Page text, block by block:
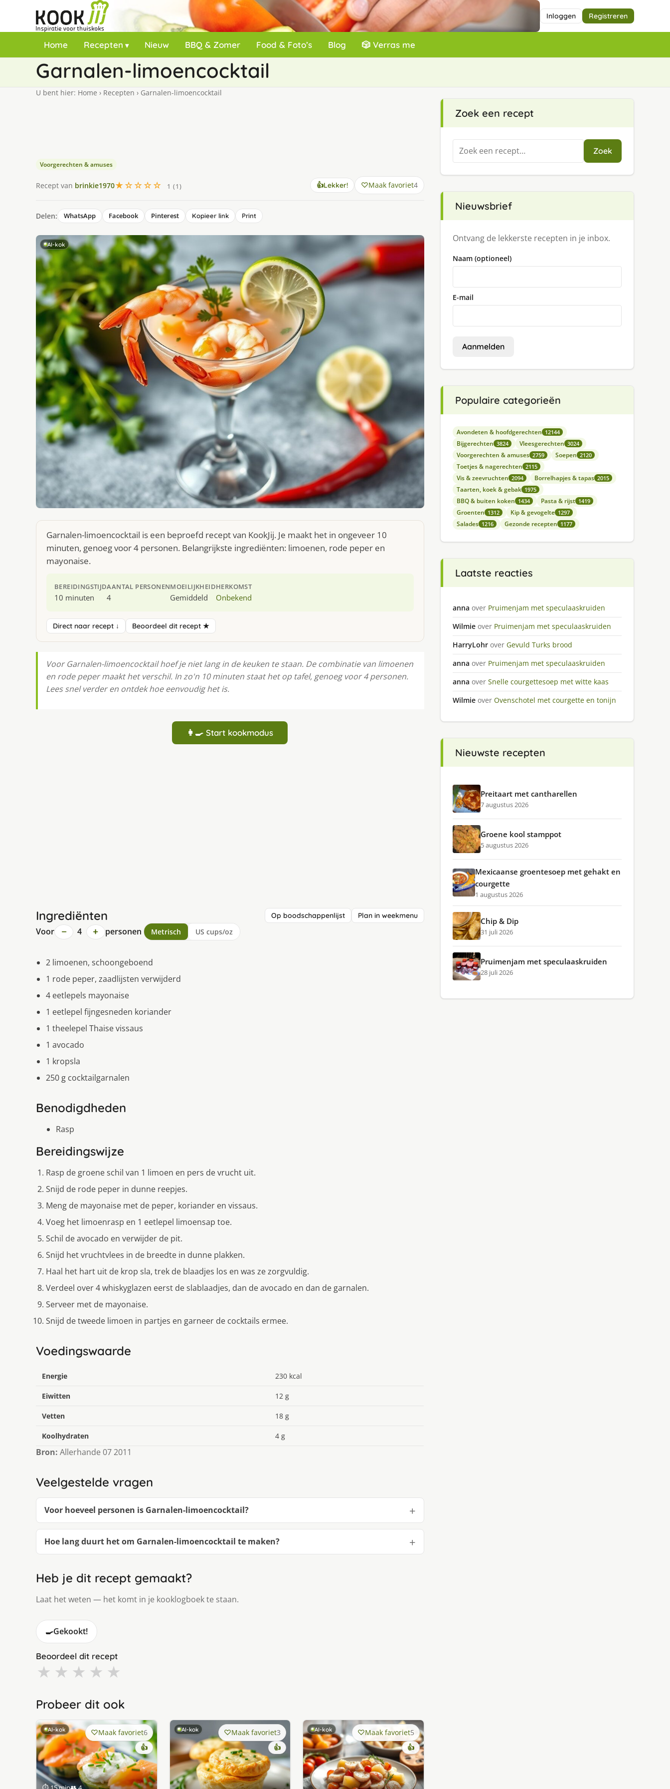
Inloggen Registreren
Home Recepten Nieuw BBQ & Zomer Food & Foto’s Blog 🎲 Verras me
Garnalen-limoencocktail
U bent hier: Home › Recepten › Garnalen-limoencocktail
Voorgerechten & amuses
Recept van brinkie1970★☆☆☆☆ 1 (1) 👍Lekker! Maak favoriet4
Delen: WhatsApp Facebook Pinterest Kopieer link Print
AI-kok
Garnalen-limoencocktail is een beproefd recept van KookJij. Je maakt het in ongeveer 10
minuten, genoeg voor 4 personen. Belangrijkste ingrediënten: limoenen, rode peper en
mayonaise.
BEREIDINGSTIJD
10 minuten
AANTAL PERSONEN
4
MOEILIJKHEID
Gemiddeld
HERKOMST
Onbekend
Direct naar recept ↓ Beoordeel dit recept ★
Voor Garnalen-limoencocktail hoef je niet lang in de keuken te staan. De combinatie van limoenen
en rode peper maakt het verschil. In zo'n 10 minuten staat het op tafel, genoeg voor 4 personen.
Lees snel verder en ontdek hoe eenvoudig het is.
👩‍🍳 Start kookmodus
Ingrediënten Op boodschappenlijst Plan in weekmenu
Voor − 4 + personen Metrisch US cups/oz
2 limoenen, schoongeboend
1 rode peper, zaadlijsten verwijderd
4 eetlepels mayonaise
1 eetlepel fijngesneden koriander
1 theelepel Thaise vissaus
1 avocado
1 kropsla
250 g cocktailgarnalen
Benodigdheden
Rasp
Bereidingswijze
Rasp de groene schil van 1 limoen en pers de vrucht uit.
Snijd de rode peper in dunne reepjes.
Meng de mayonaise met de peper, koriander en vissaus.
Voeg het limoenrasp en 1 eetlepel limoensap toe.
Schil de avocado en verwijder de pit.
Snijd het vruchtvlees in de breedte in dunne plakken.
Haal het hart uit de krop sla, trek de blaadjes los en was ze zorgvuldig.
Verdeel over 4 whiskyglazen eerst de slablaadjes, dan de avocado en dan de garnalen.
Serveer met de mayonaise.
Snijd de tweede limoen in partjes en garneer de cocktails ermee.
Voedingswaarde
Energie 230 kcal
Eiwitten 12 g
Vetten 18 g
Koolhydraten 4 g
Bron: Allerhande 07 2011
Veelgestelde vragen
Voor hoeveel personen is Garnalen-limoencocktail?
Hoe lang duurt het om Garnalen-limoencocktail te maken?
Heb je dit recept gemaakt?
Laat het weten — het komt in je kooklogboek te staan.
🍳Gekookt!
Beoordeel dit recept
★ ★ ★ ★ ★
Probeer dit ook
AI-kok Maak favoriet6
👍
AI-kok Maak favoriet3
👍
AI-kok Maak favoriet5
👍
Zoek een recept
Zoeken
naar:
Zoek
Nieuwsbrief
Ontvang de lekkerste recepten in je inbox.
Naam (optioneel)
E-mail
Aanmelden
Populaire categorieën
Avondeten & hoofdgerechten 12144
Bijgerechten 3824 Vleesgerechten 3024
Voorgerechten & amuses 2759 Soepen 2120
Toetjes & nagerechten 2115
Vis & zeevruchten 2094 Borrelhapjes & tapas 2015
Taarten, koek & gebak 1975
BBQ & buiten koken 1434 Pasta & rijst 1419
Groenten 1312 Kip & gevogelte 1297
Salades 1216 Gezonde recepten 1177
Laatste reacties
anna over Pruimenjam met speculaaskruiden
Wilmie over Pruimenjam met speculaaskruiden
HarryLohr over Gevuld Turks brood
anna over Pruimenjam met speculaaskruiden
anna over Snelle courgettesoep met witte kaas
Wilmie over Ovenschotel met courgette en tonijn
Nieuwste recepten
Preitaart met cantharellen
7 augustus 2026
Groene kool stamppot
5 augustus 2026
Mexicaanse groentesoep met gehakt en
courgette
1 augustus 2026
Chip & Dip
31 juli 2026
Pruimenjam met speculaaskruiden
28 juli 2026